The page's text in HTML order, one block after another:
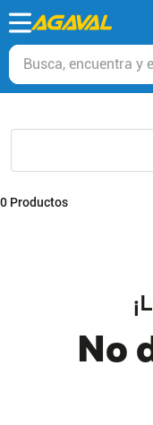
Busca, encuentra y
0 Productos
No